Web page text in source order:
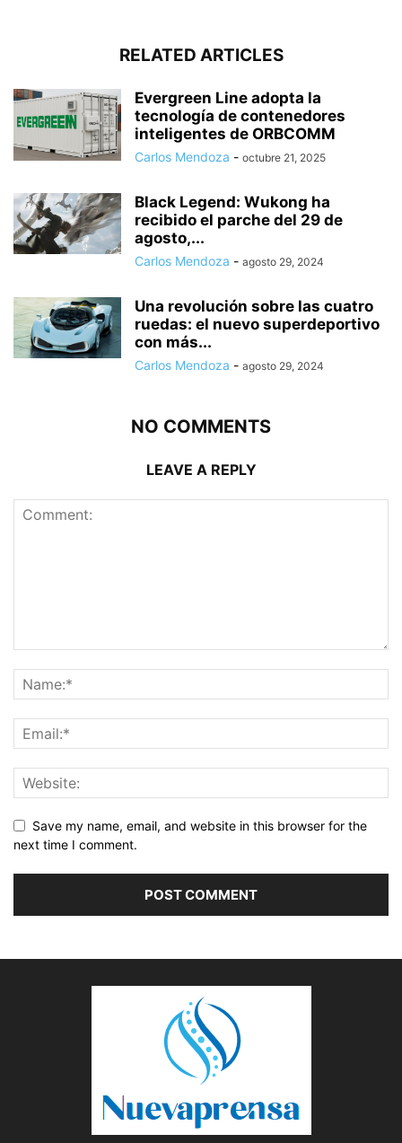
RELATED ARTICLES
Evergreen Line adopta la
tecnología de contenedores
inteligentes de ORBCOMM
Carlos Mendoza - octubre 21, 2025
Black Legend: Wukong ha
recibido el parche del 29 de
agosto,...
Carlos Mendoza - agosto 29, 2024
Una revolución sobre las cuatro
ruedas: el nuevo superdeportivo
con más...
Carlos Mendoza - agosto 29, 2024
NO COMMENTS
LEAVE A REPLY
Save my name, email, and website in this browser for the
next time I comment.